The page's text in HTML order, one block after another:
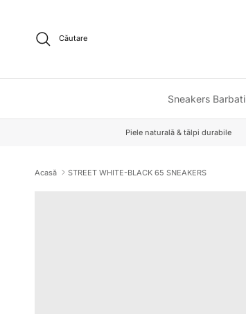
Căutare
Sneakers Barbati
Piele naturală & tălpi durabile
Acasă STREET WHITE-BLACK 65 SNEAKERS